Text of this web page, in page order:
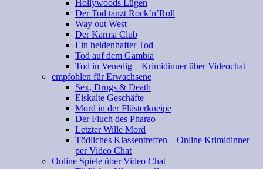
Hollywoods Lügen
Der Tod tanzt Rock’n’Roll
Way out West
Der Karma Club
Ein heldenhafter Tod
Tod auf dem Gambia
Tod in Venedig – Krimidinner über Videochat
empfohlen für Erwachsene
Sex, Drugs & Death
Eiskalte Geschäfte
Mord in der Flüsterkneipe
Der Fluch des Pharao
Letzter Wille Mord
Tödliches Klassentreffen – Online Krimidinner
per Video Chat
Online Spiele über Video Chat